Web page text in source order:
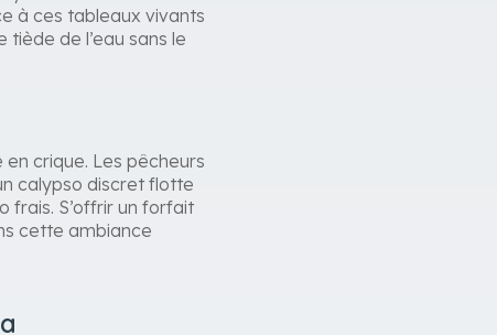
à ces tableaux vivants
de l’eau sans le
crique. Les pêcheurs
calypso discret flotte
frais. S’offrir un forfait
cette ambiance